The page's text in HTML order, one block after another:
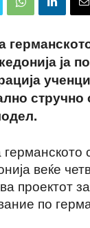
ја
веќе
проектот
по